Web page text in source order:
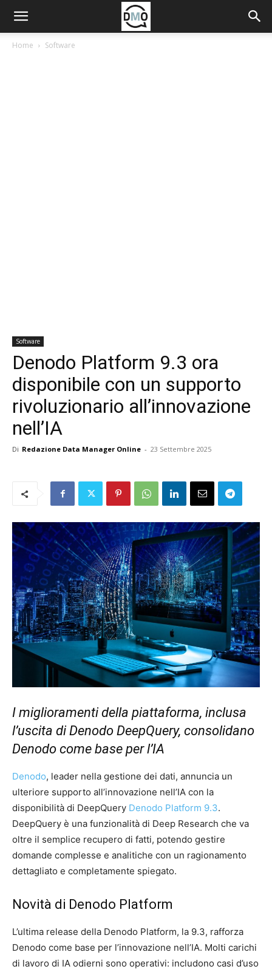
Home Software
Software
Denodo Platform 9.3 ora
disponibile con un supporto
rivoluzionario all’innovazione
nell’IA
Di Redazione Data Manager Online - 23 Settembre 2025
I miglioramenti della piattaforma, inclusa
l’uscita di Denodo DeepQuery, consolidano
Denodo come base per l’IA
Denodo, leader nella gestione dei dati, annuncia un
ulteriore supporto all’innovazione nell’IA con la
disponibilità di DeepQuery Denodo Platform 9.3.
DeepQuery è una funzionalità di Deep Research che va
oltre il semplice recupero di fatti, potendo gestire
domande complesse e analitiche con un ragionamento
dettagliato e completamente spiegato.
Novità di Denodo Platform
L’ultima release della Denodo Platform, la 9.3, rafforza
Denodo come base per l’innovazione nell’IA. Molti carichi
di lavoro di IA odierni sono operativi: includono casi d’uso